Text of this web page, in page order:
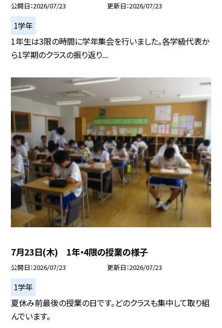
公開日 2026/07/23 更新日 2026/07/23
1学年
1年生は3限の時間に学年集会を行いました。各学級代表か
ら1学期のクラスの振り返り...
7月23日(木) 1年・4限の授業の様子
公開日 2026/07/23 更新日 2026/07/23
1学年
夏休み前最後の授業の日です。どのクラスも集中して取り組
んでいます。